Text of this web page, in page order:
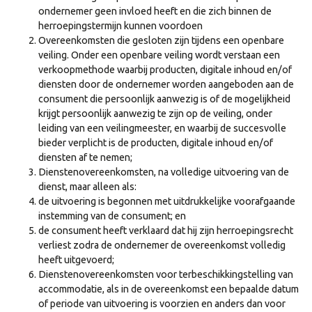
ondernemer geen invloed heeft en die zich binnen de
herroepingstermijn kunnen voordoen
Overeenkomsten die gesloten zijn tijdens een openbare
veiling. Onder een openbare veiling wordt verstaan een
verkoopmethode waarbij producten, digitale inhoud en/of
diensten door de ondernemer worden aangeboden aan de
consument die persoonlijk aanwezig is of de mogelijkheid
krijgt persoonlijk aanwezig te zijn op de veiling, onder
leiding van een veilingmeester, en waarbij de succesvolle
bieder verplicht is de producten, digitale inhoud en/of
diensten af te nemen;
Dienstenovereenkomsten, na volledige uitvoering van de
dienst, maar alleen als:
de uitvoering is begonnen met uitdrukkelijke voorafgaande
instemming van de consument; en
de consument heeft verklaard dat hij zijn herroepingsrecht
verliest zodra de ondernemer de overeenkomst volledig
heeft uitgevoerd;
Dienstenovereenkomsten voor terbeschikkingstelling van
accommodatie, als in de overeenkomst een bepaalde datum
of periode van uitvoering is voorzien en anders dan voor